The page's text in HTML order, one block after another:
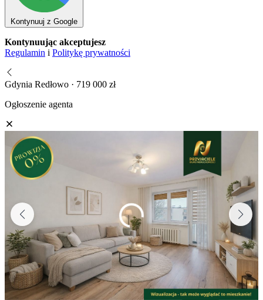
Kontynuuj z Google
Kontynuując akceptujesz
Regulamin i Politykę prywatności
Gdynia Redłowo · 719 000 zł
Ogłoszenie agenta